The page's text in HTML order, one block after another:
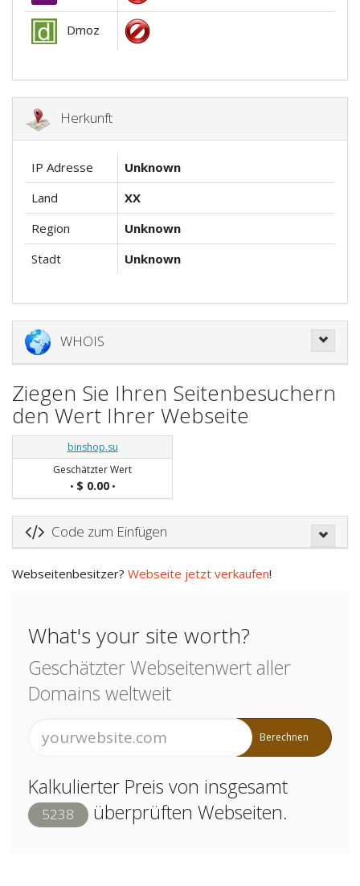
Dmoz
Herkunft
IP Adresse
Unknown
Land
XX
Region
Unknown
Stadt
Unknown
WHOIS
Ziegen Sie Ihren Seitenbesuchern
den Wert Ihrer Webseite
binshop.su
Geschätzter Wert
• $ 0.00•
Code zum Einfügen
Webseitenbesitzer? Webseite jetzt verkaufen!
What's your site worth?
Geschätzter Webseitenwert aller
Domains weltweit
Berechnen
Kalkulierter Preis von insgesamt
5238 überprüften Webseiten.